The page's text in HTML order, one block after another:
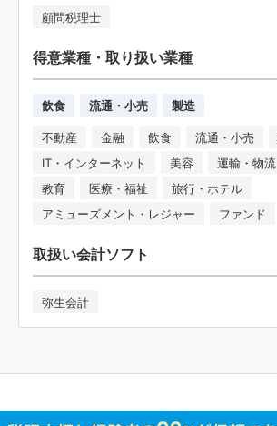
顧問税理士
得意業種・取り扱い業種
飲食 流通・小売 製造
不動産 金融 飲食 流通・小売
IT・インターネット
美容 運輸・物流
教育
医療・福祉
旅行・ホテル
アミューズメント・レジャー
ファンド
取扱い会計ソフト
弥生会計